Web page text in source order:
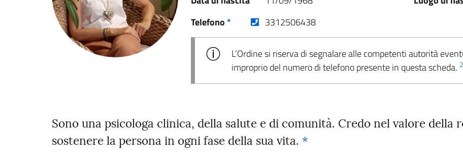
Telefono * (nuova scheda - new tab)
3312506438
L’Ordine si riserva di segnalare alle competenti autorità
improprio del numero di telefono presente in questa scheda. 2
Sono una psicologa clinica, della salute e di comunità. Credo nel valore della
sostenere la persona in ogni fase della sua vita. *